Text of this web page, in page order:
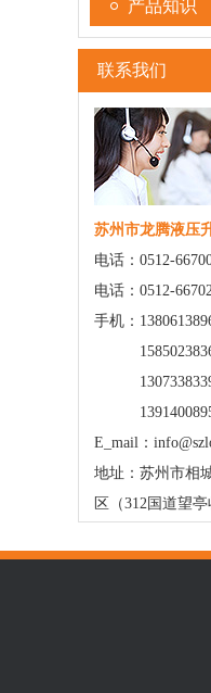
产品知识
联系我们
苏州市龙腾液压
电话：0512-
电话：0512-
手机：
E_mail：
地址：苏州市相
区（312国道望亭